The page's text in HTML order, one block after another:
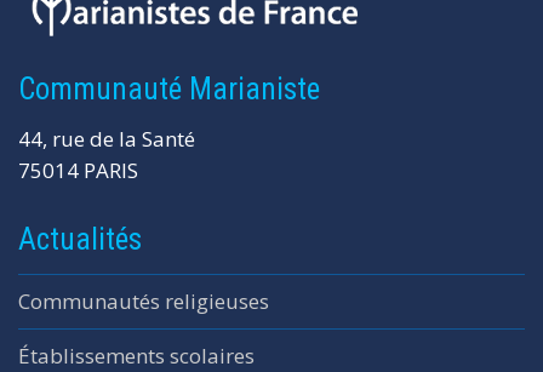
Communauté Marianiste
44, rue de la Santé
75014 PARIS
Actualités
Communautés religieuses
Établissements scolaires